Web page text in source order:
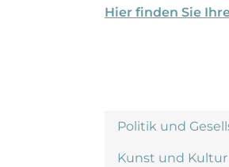
Hier finden Sie
Politik und
Kunst und Kultur